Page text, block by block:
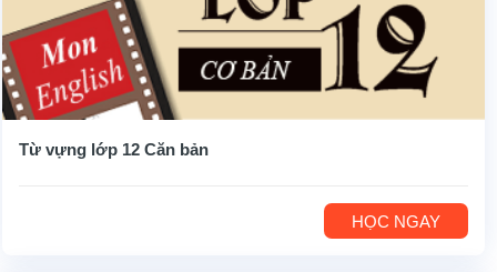
Từ vựng lớp 12 Căn bản
HỌC NGAY